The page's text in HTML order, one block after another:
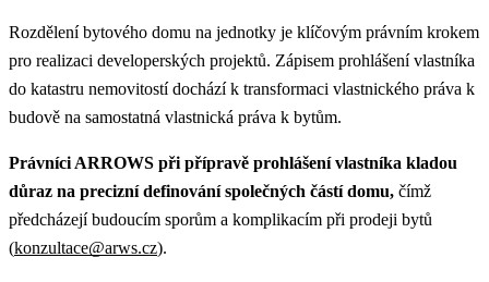
Rozdělení bytového domu na jednotky je klíčovým právním krokem
pro realizaci developerských projektů. Zápisem prohlášení vlastníka
do katastru nemovitostí dochází k transformaci vlastnického práva k
budově na samostatná vlastnická práva k bytům.
Právníci ARROWS při přípravě prohlášení vlastníka kladou
důraz na precizní definování společných částí domu, čímž
předcházejí budoucím sporům a komplikacím při prodeji bytů
(konzultace@arws.cz).